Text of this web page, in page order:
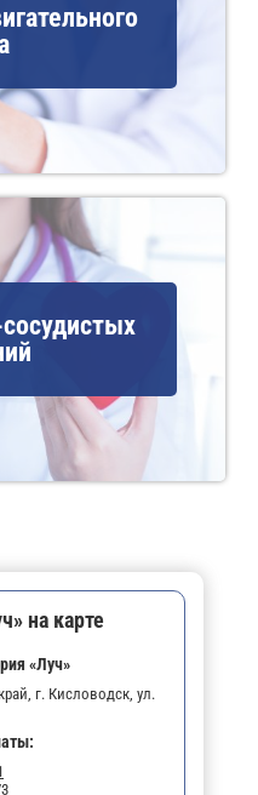
на карте
«Луч»
г. Кисловодск, ул.